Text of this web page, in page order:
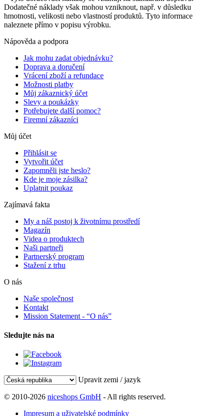
Dodatečné náklady však mohou vzniknout, např. v důsledku
hmotnosti, velikosti nebo vlastností produktů. Tyto informace
naleznete přímo v popisu výrobku.
Nápověda a podpora
Jak mohu zadat objednávku?
Doprava a doručení
Vrácení zboží a refundace
Možnosti platby
Můj zákaznický účet
Slevy a poukázky
Potřebujete další pomoc?
Firemní zákazníci
Můj účet
Přihlásit se
Vytvořit účet
Zapomněli jste heslo?
Kde je moje zásilka?
Uplatnit poukaz
Zajímavá fakta
My a náš postoj k životnímu prostředí
Magazín
Videa o produktech
Naši partneři
Partnerský program
Stažení z trhu
O nás
Naše společnost
Kontakt
Mission Statement - “O nás”
Sledujte nás na
Upravit zemi / jazyk
© 2010-2026 niceshops GmbH - All rights reserved.
Impresum a uživatelské podmínky